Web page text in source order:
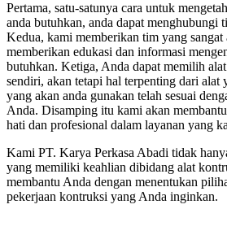
Pertama, satu-satunya cara untuk
anda butuhkan, anda dapat menghubungi
Kedua, kami memberikan tim yang
memberikan edukasi dan informasi
butuhkan. Ketiga, Anda dapat memilih
sendiri, akan tetapi hal terpenting dari alat
yang akan anda gunakan telah sesuai
Anda. Disamping itu kami akan
hati dan profesional dalam layanan yang
Kami PT. Karya Perkasa Abadi tidak
yang memiliki keahlian dibidang alat
membantu Anda dengan menentukan
pekerjaan kontruksi yang Anda inginkan.